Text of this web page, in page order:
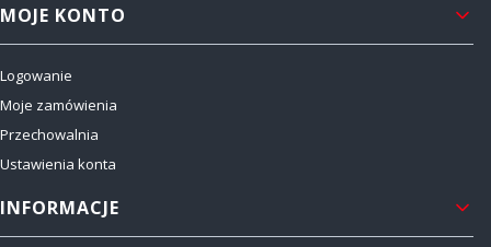
MOJE KONTO
Logowanie
Moje zamówienia
Przechowalnia
Ustawienia konta
INFORMACJE